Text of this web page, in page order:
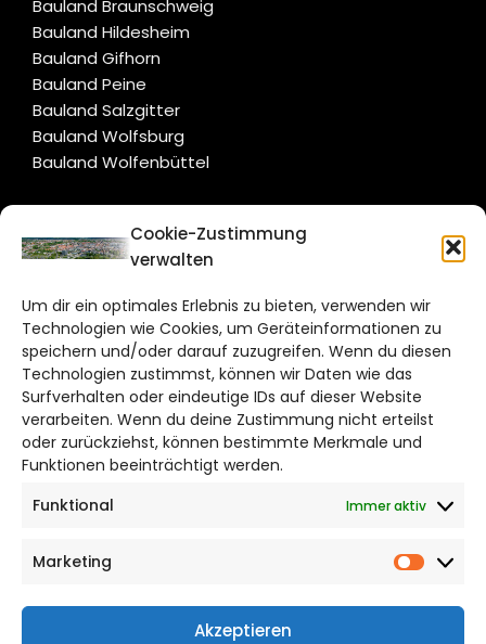
Cookie-Zustimmung
verwalten
Um dir ein optimales Erlebnis zu bieten, verwenden wir
Technologien wie Cookies, um Geräteinformationen zu
speichern und/oder darauf zuzugreifen. Wenn du diesen
Technologien zustimmst, können wir Daten wie das
Surfverhalten oder eindeutige IDs auf dieser Website
verarbeiten. Wenn du deine Zustimmung nicht erteilst
oder zurückziehst, können bestimmte Merkmale und
Funktionen beeinträchtigt werden.
Funktional
Immer aktiv
Marketing
Akzeptieren
Bauland Braunschweig
Bauland Hildesheim
Bauland Gifhorn
Bauland Peine
Bauland Salzgitter
Bauland Wolfsburg
Bauland Wolfenbüttel
CITYLIFE!
Bruchtorwall 12
38100 Braunschweig
Telefon: 0531 387220 – 65
DAS STADTMAGAZIN FÜR
BRAUNSCHWEIG
Impressum
Cookie Richtlinie
CITYLIFE! BEI FACEBOOK